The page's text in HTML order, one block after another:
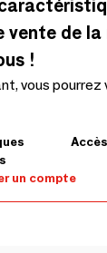
de la
!
vous
un compte